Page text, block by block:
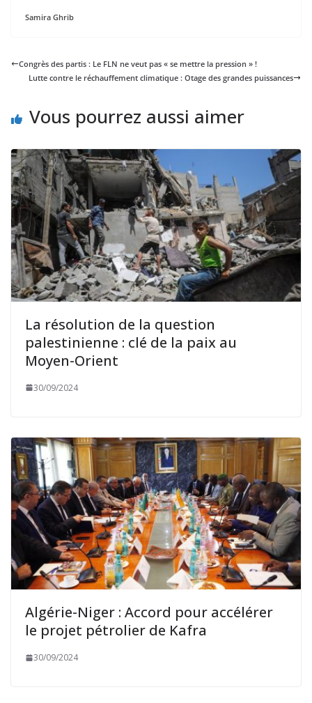
Samira Ghrib
Congrès des partis : Le FLN ne veut pas « se mettre la pression » !
Lutte contre le réchauffement climatique : Otage des grandes puissances
Vous pourrez aussi aimer
La résolution de la question
palestinienne : clé de la paix au
Moyen-Orient
30/09/2024
Algérie-Niger : Accord pour accélérer
le projet pétrolier de Kafra
30/09/2024